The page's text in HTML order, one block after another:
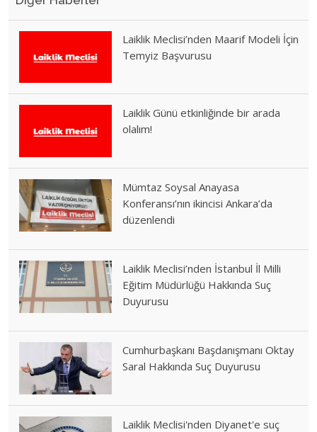
Laiklik Meclisi’nden Maarif Modeli İçin
Temyiz Başvurusu
Laiklik Günü etkinliğinde bir arada
olalım!
Mümtaz Soysal Anayasa
Konferansı’nın ikincisi Ankara’da
düzenlendi
Laiklik Meclisi’nden İstanbul İl Milli
Eğitim Müdürlüğü Hakkında Suç
Duyurusu
Cumhurbaşkanı Başdanışmanı Oktay
Saral Hakkında Suç Duyurusu
Laiklik Meclisi'nden Diyanet'e suç